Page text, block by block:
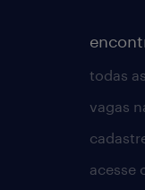
todas
vagas
acesse